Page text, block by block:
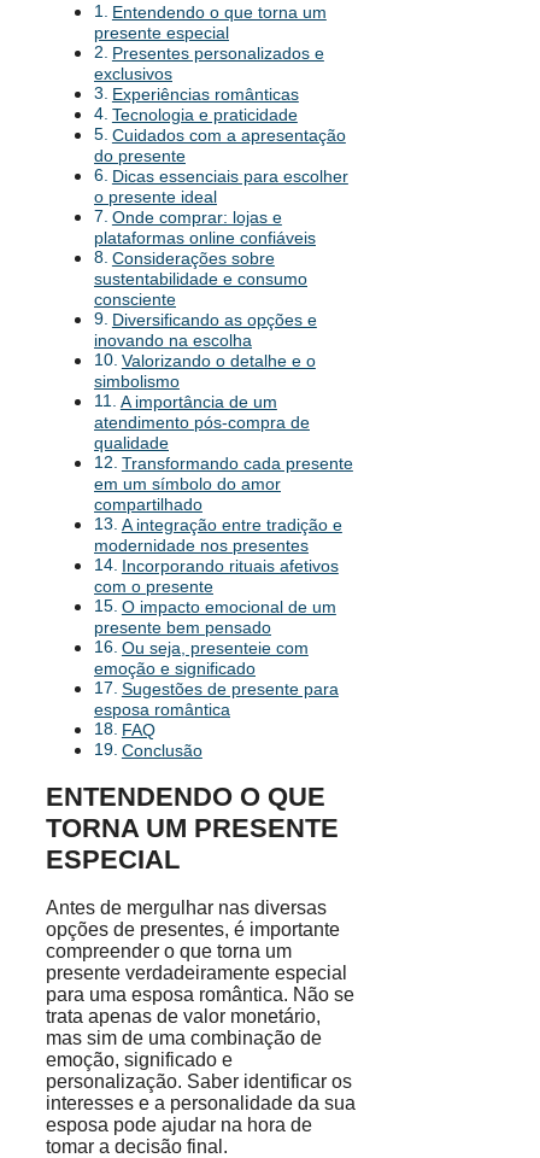
Entendendo o que torna um
presente especial
Presentes personalizados e
exclusivos
Experiências românticas
Tecnologia e praticidade
Cuidados com a apresentação
do presente
Dicas essenciais para escolher
o presente ideal
Onde comprar: lojas e
plataformas online confiáveis
Considerações sobre
sustentabilidade e consumo
consciente
Diversificando as opções e
inovando na escolha
Valorizando o detalhe e o
simbolismo
A importância de um
atendimento pós-compra de
qualidade
Transformando cada presente
em um símbolo do amor
compartilhado
A integração entre tradição e
modernidade nos presentes
Incorporando rituais afetivos
com o presente
O impacto emocional de um
presente bem pensado
Ou seja, presenteie com
emoção e significado
Sugestões de presente para
esposa romântica
FAQ
Conclusão
ENTENDENDO O QUE
TORNA UM PRESENTE
ESPECIAL
Antes de mergulhar nas diversas
opções de presentes, é importante
compreender o que torna um
presente verdadeiramente especial
para uma esposa romântica. Não se
trata apenas de valor monetário,
mas sim de uma combinação de
emoção, significado e
personalização. Saber identificar os
interesses e a personalidade da sua
esposa pode ajudar na hora de
tomar a decisão final.